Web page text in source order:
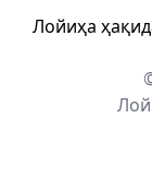
Лойиҳа